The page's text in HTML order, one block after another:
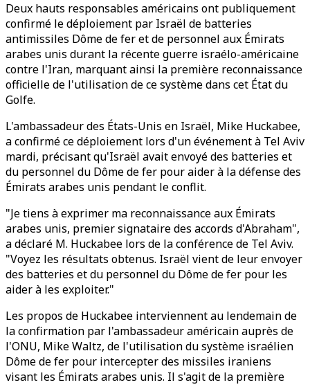
Deux hauts responsables américains ont publiquement
confirmé le déploiement par Israël de batteries
antimissiles Dôme de fer et de personnel aux Émirats
arabes unis durant la récente guerre israélo-américaine
contre l'Iran, marquant ainsi la première reconnaissance
officielle de l'utilisation de ce système dans cet État du
Golfe.
L'ambassadeur des États-Unis en Israël, Mike Huckabee,
a confirmé ce déploiement lors d'un événement à Tel Aviv
mardi, précisant qu'Israël avait envoyé des batteries et
du personnel du Dôme de fer pour aider à la défense des
Émirats arabes unis pendant le conflit.
"Je tiens à exprimer ma reconnaissance aux Émirats
arabes unis, premier signataire des accords d'Abraham",
a déclaré M. Huckabee lors de la conférence de Tel Aviv.
"Voyez les résultats obtenus. Israël vient de leur envoyer
des batteries et du personnel du Dôme de fer pour les
aider à les exploiter."
Les propos de Huckabee interviennent au lendemain de
la confirmation par l'ambassadeur américain auprès de
l'ONU, Mike Waltz, de l'utilisation du système israélien
Dôme de fer pour intercepter des missiles iraniens
visant les Émirats arabes unis. Il s'agit de la première